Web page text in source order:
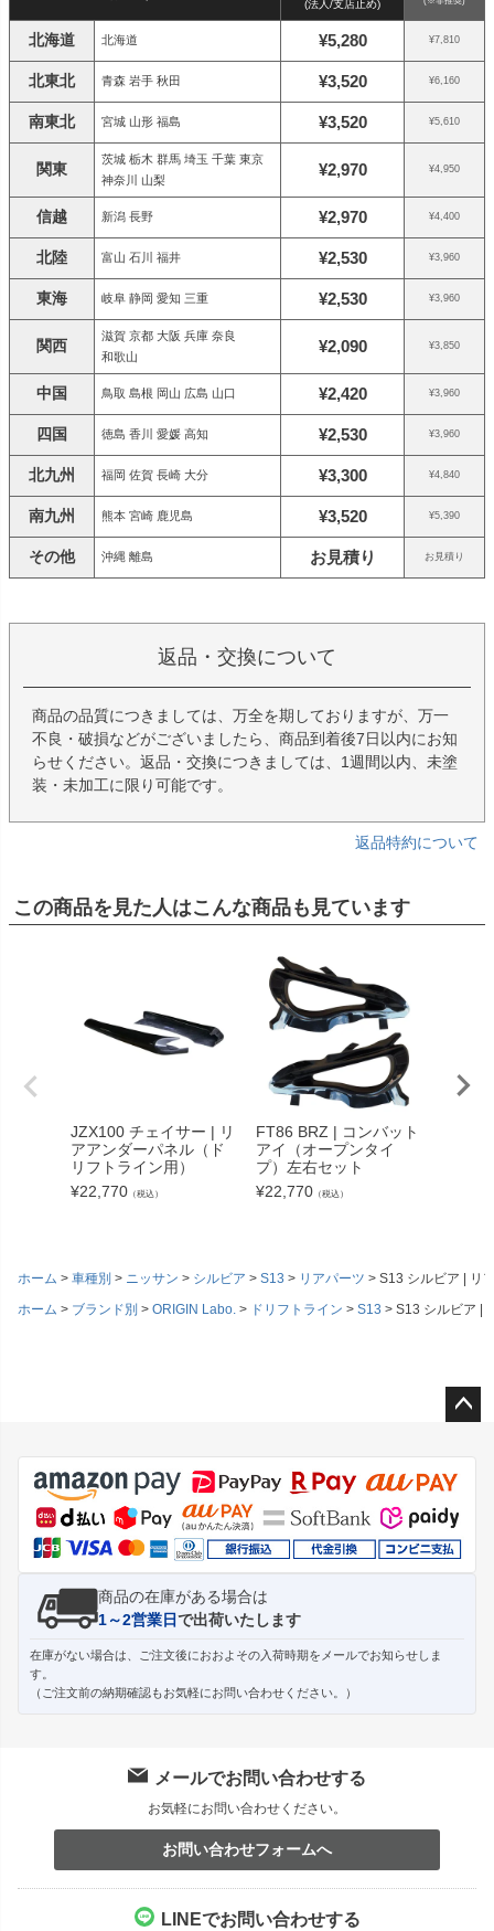
(法人/支店止め)
北海道 北海道 ¥5,280 ¥7,810
北東北 青森 岩手 秋田 ¥3,520 ¥6,160
南東北 宮城 山形 福島 ¥3,520 ¥5,610
関東
茨城 栃木 群馬 埼玉 千葉 東京
神奈川 山梨
¥2,970 ¥4,950
信越 新潟 長野 ¥2,970 ¥4,400
北陸 富山 石川 福井 ¥2,530 ¥3,960
東海 岐阜 静岡 愛知 三重 ¥2,530 ¥3,960
関西
滋賀 京都 大阪 兵庫 奈良
和歌山
¥2,090 ¥3,850
中国 鳥取 島根 岡山 広島 山口 ¥2,420 ¥3,960
四国 徳島 香川 愛媛 高知 ¥2,530 ¥3,960
北九州 福岡 佐賀 長崎 大分 ¥3,300 ¥4,840
南九州 熊本 宮崎 鹿児島 ¥3,520 ¥5,390
その他 沖縄 離島 お見積り お見積り
返品・交換について
商品の品質につきましては、万全を期しておりますが、万一
不良・破損などがございましたら、商品到着後7日以内にお知
らせください。返品・交換につきましては、1週間以内、未塗
装・未加工に限り可能です。
返品特約について
この商品を見た人はこんな商品も見ています
JZX100 チェイサー | リ
アアンダーパネル（ド
リフトライン用）
¥22,770 （税込）
FT86 BRZ | コンバット
アイ（オープンタイ
プ）左右セット
¥22,770 （税込）
ホーム 車種別 ニッサン シルビア S13 リアパーツ
S13 シルビア | リ
ホーム
ブランド別 ORIGIN Labo. ドリフトライン S13 S13 シルビア |
ジト
ップ
へ
商品の在庫がある場合は
1～2営業日で出荷いたします
在庫がない場合は、ご注文後におおよその入荷時期をメールでお知らせしま
す。
（ご注文前の納期確認もお気軽にお問い合わせください。）
メールでお問い合わせする
お気軽にお問い合わせください。
お問い合わせフォームへ
LINEでお問い合わせする